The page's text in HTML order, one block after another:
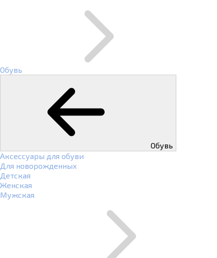
Обувь
Обувь
Аксессуары для обуви
Для новорожденных
Детская
Женская
Мужская